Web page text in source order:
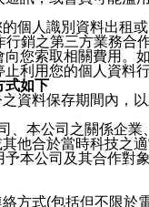
個人識別資料出租或
銷之第三方業務合
您索取相關費用。
利用您的個人資料行
式如下
資料保存期間內，
本公司之關係企業
他合於當時科技之
本公司及其合作對象
方式(包括但不限